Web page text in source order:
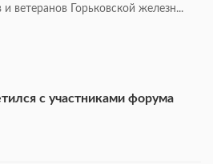
ветеранов Горьковской железн...
с участниками форума